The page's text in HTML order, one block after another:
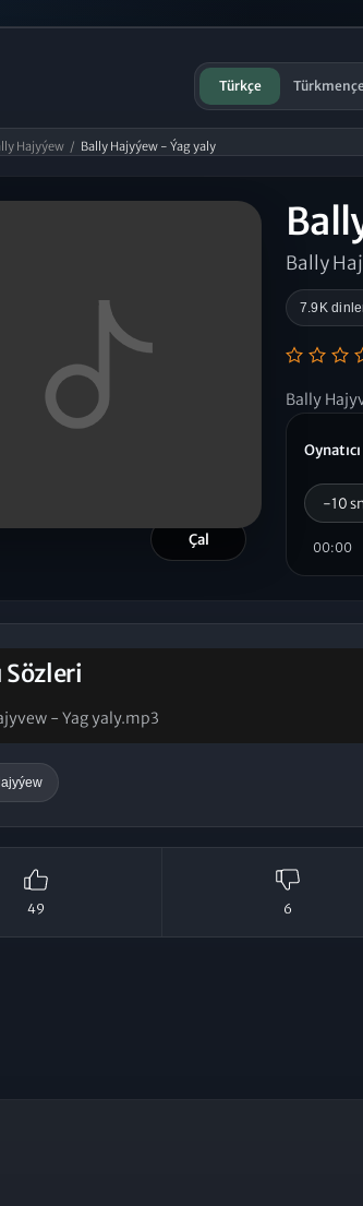
Türkçe
Hajyýew / Bally Hajyýew - Ýag yaly
Çal
Bally
7.9K
Bally
Oynatıcı
-10 sn
00:00
Sözleri
- Yag yaly.mp3
49 6